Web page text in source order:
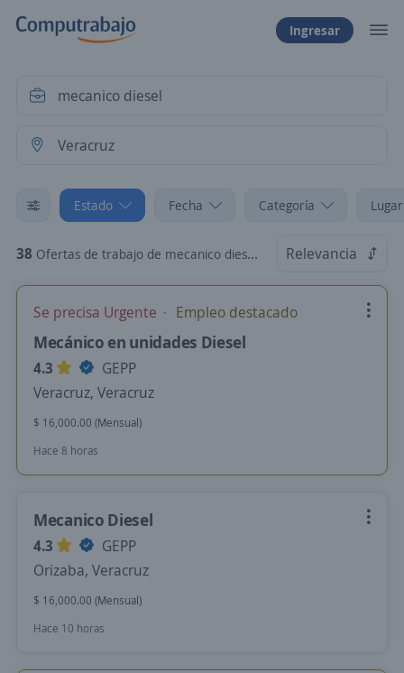
Ingresar
Estado Fecha Categoría
38 Ofertas de trabajo de mecanico diesel en Veracruz Relevancia
Se precisa Urgente Empleo destacado
Mecánico en unidades Diesel
4.3
GEPP
Veracruz, Veracruz
$ 16,000.00 (Mensual)
Hace 8 horas
Mecanico Diesel
4.3
GEPP
Orizaba, Veracruz
$ 16,000.00 (Mensual)
Hace 10 horas